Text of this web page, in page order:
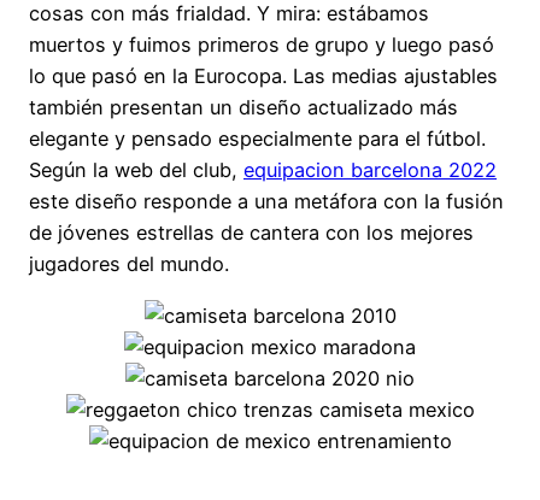
cosas con más frialdad. Y mira: estábamos
muertos y fuimos primeros de grupo y luego pasó
lo que pasó en la Eurocopa. Las medias ajustables
también presentan un diseño actualizado más
elegante y pensado especialmente para el fútbol.
Según la web del club, equipacion barcelona 2022
este diseño responde a una metáfora con la fusión
de jóvenes estrellas de cantera con los mejores
jugadores del mundo.